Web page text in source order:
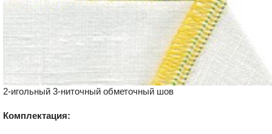
2-игольный 3-ниточный обметочный шов
Комплектация: